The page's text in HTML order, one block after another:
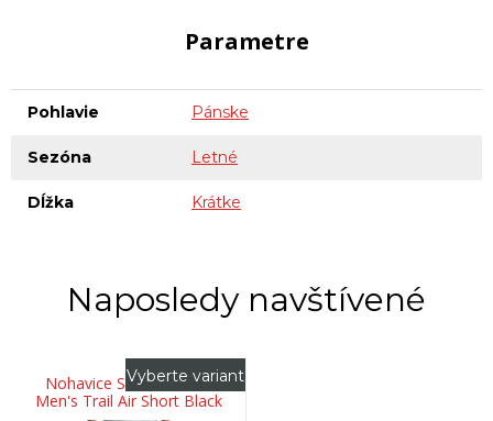
Parametre
Pohlavie Pánske
Sezóna Letné
Dĺžka Krátke
Naposledy navštívené
Nohavice SPECIALIZED
Men's Trail Air Short Black
Vyberte variant